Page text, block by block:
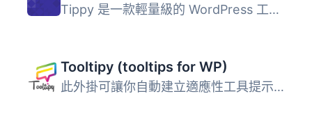
Tippy 是一款輕量級的 WordPress 工具提示外掛，讓使用者透過...
Tooltipy (tooltips for WP)
此外掛可讓你自動建立適應性工具提示方塊，以解釋專有名詞，...